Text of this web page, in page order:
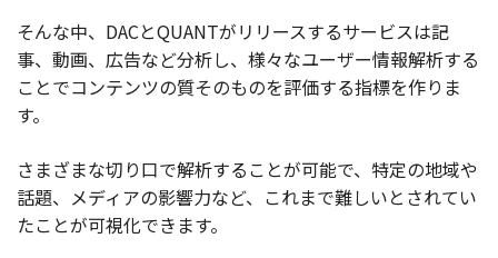
そんな中、DACとQUANTがリリースするサービスは記
事、動画、広告など分析し、様々なユーザー情報解析する
ことでコンテンツの質そのものを評価する指標を作りま
す。
さまざまな切り口で解析することが可能で、特定の地域や
話題、メディアの影響力など、これまで難しいとされてい
たことが可視化できます。